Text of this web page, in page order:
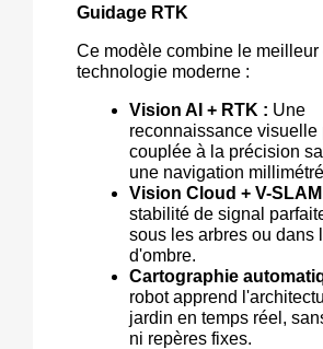
Guidage RTK
Ce modèle combine le meilleur
technologie moderne :
Vision AI + RTK : Une
reconnaissance visuelle
couplée à la précision
une navigation
Vision Cloud + V-SLAM
stabilité de signal
sous les arbres ou dans
d'ombre.
Cartographie
robot apprend
jardin en temps réel,
ni repères fixes.